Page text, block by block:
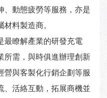
、動態疲勞等服務，亦是
料製造商。
瞭解產業的研發充電
所需，與時俱進辦理創新
營與客製化行銷企劃等服
、活絡互動，拓展商機並